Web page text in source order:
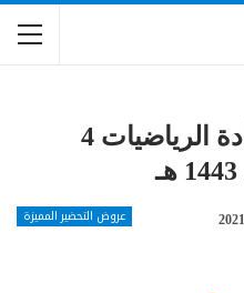
تحضير فواز الحربي مادة الرياضيات 4
عروض التحضير المميزة